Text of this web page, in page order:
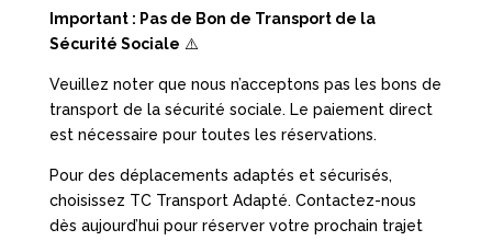
Important : Pas de Bon de Transport de la
Sécurité Sociale ⚠️
Veuillez noter que nous n’acceptons pas les bons de
transport de la sécurité sociale. Le paiement direct
est nécessaire pour toutes les réservations.
Pour des déplacements adaptés et sécurisés,
choisissez TC Transport Adapté. Contactez-nous
dès aujourd’hui pour réserver votre prochain trajet